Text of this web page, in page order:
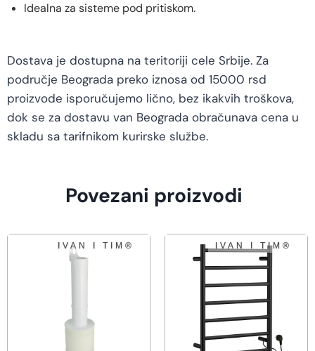
Idealna za sisteme pod pritiskom.
Dostava je dostupna na teritoriji cele Srbije. Za
područje Beograda preko iznosa od 15000 rsd
proizvode isporučujemo lično, bez ikakvih troškova,
dok se za dostavu van Beograda obračunava cena u
skladu sa tarifnikom kurirske službe.
Povezani proizvodi